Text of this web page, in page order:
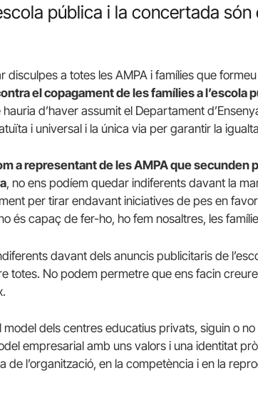
pública i la concertada són
disculpes a totes les AMPA i famílies que
el copagament de les famílies a l’escola
d’haver assumit el Departament
i universal i la única via per garantir la
a representant de les AMPA que secunden
, no ens podíem quedar indiferents davant la
per tirar endavant iniciatives de pes en
és capaç de fer-ho, ho fem nosaltres, les
davant dels anuncis publicitaris de
totes. No podem permetre que ens facin creure
dels centres educatius privats, siguin o
empresarial amb uns valors i una identitat
de l’organització, en la competència i en la